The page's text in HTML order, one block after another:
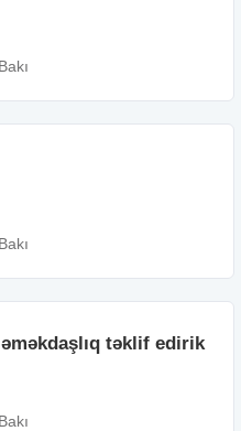
Bakı
Bakı
təklif edirik
Bakı